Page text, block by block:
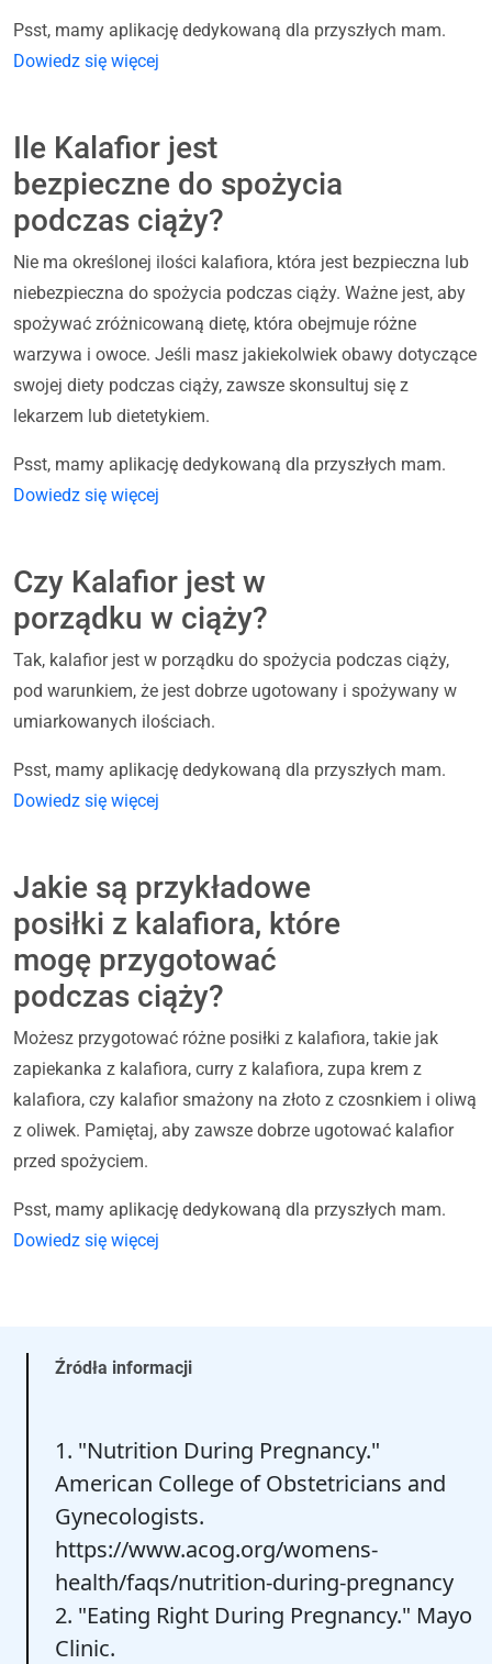
Psst, mamy aplikację dedykowaną dla przyszłych mam.
Dowiedz się więcej
Ile Kalafior jest
bezpieczne do spożycia
podczas ciąży?
Nie ma określonej ilości kalafiora, która jest bezpieczna lub
niebezpieczna do spożycia podczas ciąży. Ważne jest, aby
spożywać zróżnicowaną dietę, która obejmuje różne
warzywa i owoce. Jeśli masz jakiekolwiek obawy dotyczące
swojej diety podczas ciąży, zawsze skonsultuj się z
lekarzem lub dietetykiem.
Psst, mamy aplikację dedykowaną dla przyszłych mam.
Dowiedz się więcej
Czy Kalafior jest w
porządku w ciąży?
Tak, kalafior jest w porządku do spożycia podczas ciąży,
pod warunkiem, że jest dobrze ugotowany i spożywany w
umiarkowanych ilościach.
Psst, mamy aplikację dedykowaną dla przyszłych mam.
Dowiedz się więcej
Jakie są przykładowe
posiłki z kalafiora, które
mogę przygotować
podczas ciąży?
Możesz przygotować różne posiłki z kalafiora, takie jak
zapiekanka z kalafiora, curry z kalafiora, zupa krem z
kalafiora, czy kalafior smażony na złoto z czosnkiem i oliwą
z oliwek. Pamiętaj, aby zawsze dobrze ugotować kalafior
przed spożyciem.
Psst, mamy aplikację dedykowaną dla przyszłych mam.
Dowiedz się więcej
Źródła informacji
1. "Nutrition During Pregnancy."
American College of Obstetricians and
Gynecologists.
https://www.acog.org/womens-
health/faqs/nutrition-during-pregnancy
2. "Eating Right During Pregnancy." Mayo
Clinic.